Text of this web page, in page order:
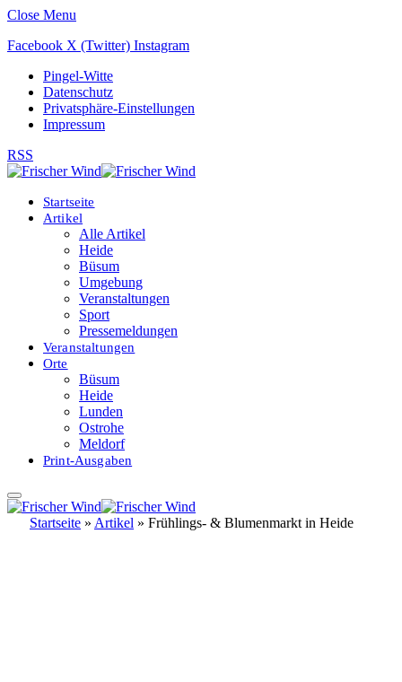
Close Menu
Facebook X (Twitter) Instagram
Pingel-Witte
Datenschutz
Privatsphäre-Einstellungen
Impressum
RSS
Startseite
Artikel
Alle Artikel
Heide
Büsum
Umgebung
Veranstaltungen
Sport
Pressemeldungen
Veranstaltungen
Orte
Büsum
Heide
Lunden
Ostrohe
Meldorf
Print-Ausgaben
Startseite » Artikel » Frühlings- & Blumenmarkt in Heide